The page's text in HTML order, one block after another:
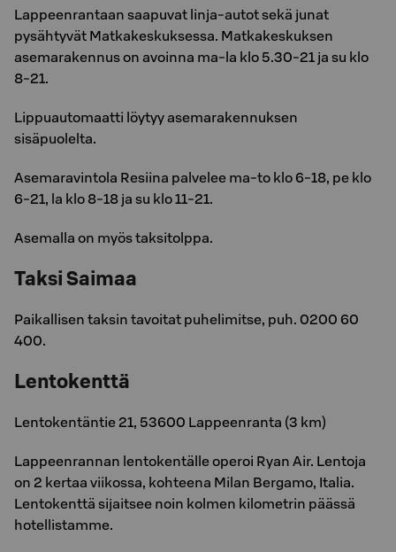
Lappeenrantaan saapuvat linja-autot sekä junat
pysähtyvät Matkakeskuksessa. Matkakeskuksen
asemarakennus on avoinna ma-la klo 5.30-21 ja su klo
8-21.
Lippuautomaatti löytyy asemarakennuksen
sisäpuolelta.
Asemaravintola Resiina palvelee ma-to klo 6-18, pe klo
6-21, la klo 8-18 ja su klo 11-21.
Asemalla on myös taksitolppa.
Taksi Saimaa
Paikallisen taksin tavoitat puhelimitse, puh. 0200 60
400.
Lentokenttä
Lentokentäntie 21, 53600 Lappeenranta (3 km)
Lappeenrannan lentokentälle operoi Ryan Air. Lentoja
on 2 kertaa viikossa, kohteena Milan Bergamo, Italia.
Lentokenttä sijaitsee noin kolmen kilometrin päässä
hotellistamme.